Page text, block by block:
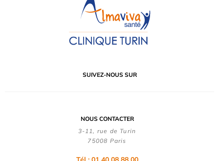
SUIVEZ-NOUS SUR
NOUS CONTACTER
3-11, rue de Turin
75008 Paris